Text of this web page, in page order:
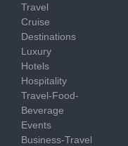
Travel
Cruise
Destinations
Luxury
Hotels
Hospitality
Travel-Food-
Beverage
Events
Business-Travel